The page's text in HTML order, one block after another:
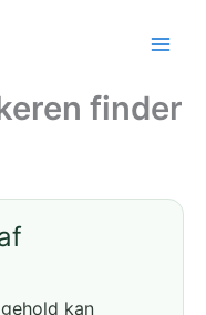
finder
kan